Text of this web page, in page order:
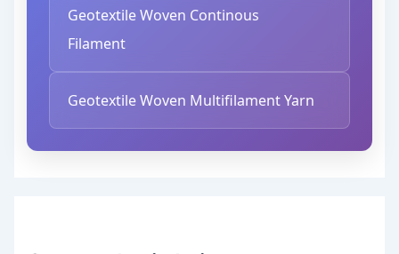
Geotextile Woven Continous
Filament
Geotextile Woven Multifilament Yarn